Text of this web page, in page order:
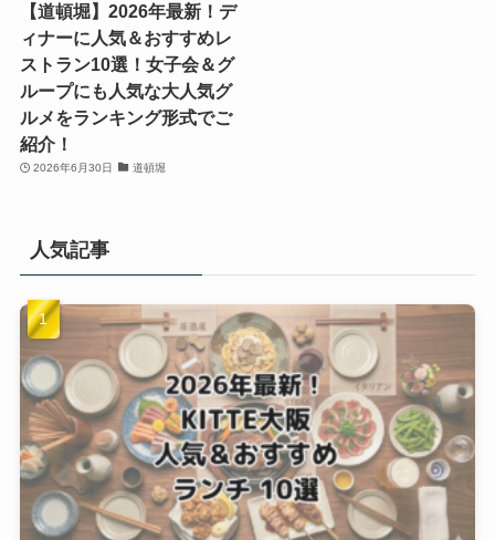
【道頓堀】2026年最新！デ
ィナーに人気＆おすすめレ
ストラン10選！女子会＆グ
ループにも人気な大人気グ
ルメをランキング形式でご
紹介！
2026年6月30日 道頓堀
人気記事